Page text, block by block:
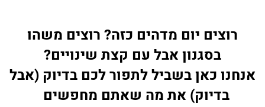
רוצים יום מדהים כזה? רוצים משהו
בסגנון אבל עם קצת שינויים?
אנחנו כאן בשביל לתפור לכם בדיוק (אבל
בדיוק) את מה שאתם מחפשים